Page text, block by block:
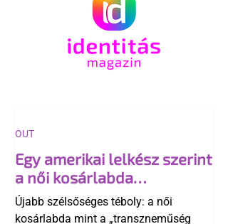
Egy amerikai lelkész szerint
a női kosárlabda
transzneműséghez vezet
Újabb szélsőséges téboly: a női
kosárlabda mint a „transzneműség
OUT